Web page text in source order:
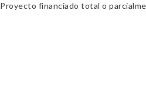
Proyecto financiado total o